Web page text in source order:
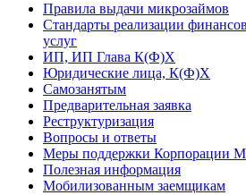
Правила выдачи микрозаймов
Стандарты реализации
услуг
ИП, ИП Глава К(Ф)Х
Юридические лица, К(Ф)Х
Самозанятым
Предварительная заявка
Реструктуризация
Вопросы и ответы
Меры поддержки Корпорации
Полезная информация
Мобилизованным заемщикам